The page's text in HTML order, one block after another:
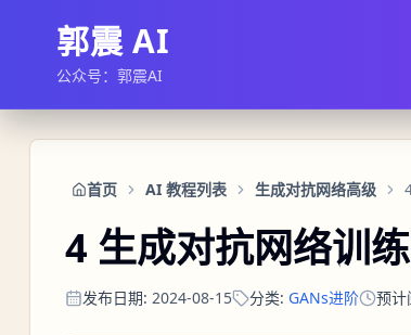
郭震 AI
公众号：郭震AI
首页 AI 教程列表 生成对抗网络高级
4 生成对抗网络训
发布日期: 2024-08-15 分类: GANs进阶 预计